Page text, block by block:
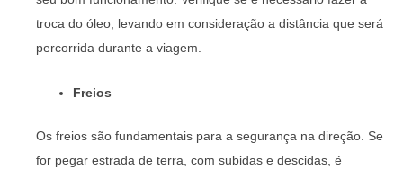
troca do óleo, levando em consideração a distância que será
percorrida durante a viagem.
Freios
Os freios são fundamentais para a segurança na direção. Se
for pegar estrada de terra, com subidas e descidas, é